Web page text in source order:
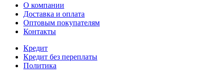
О компании
Доставка и оплата
Оптовым покупателям
Контакты
Кредит
Кредит без переплаты
Политика